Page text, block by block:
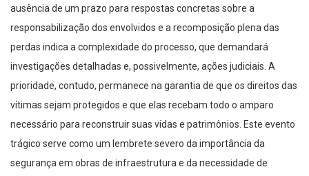
ausência de um prazo para respostas concretas sobre a
responsabilização dos envolvidos e a recomposição plena das
perdas indica a complexidade do processo, que demandará
investigações detalhadas e, possivelmente, ações judiciais. A
prioridade, contudo, permanece na garantia de que os direitos das
vítimas sejam protegidos e que elas recebam todo o amparo
necessário para reconstruir suas vidas e patrimônios. Este evento
trágico serve como um lembrete severo da importância da
segurança em obras de infraestrutura e da necessidade de